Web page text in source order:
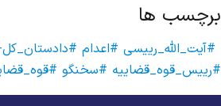
برچسب ها
#آیت_الله_رییسی #اعدام
#رییس_قوه_قضاییه #سخنگو